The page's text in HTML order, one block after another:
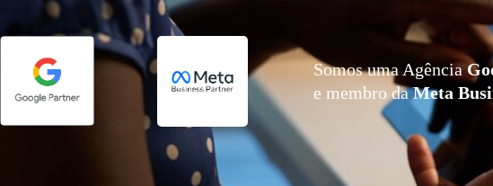
Somos uma Agência
e membro daMeta